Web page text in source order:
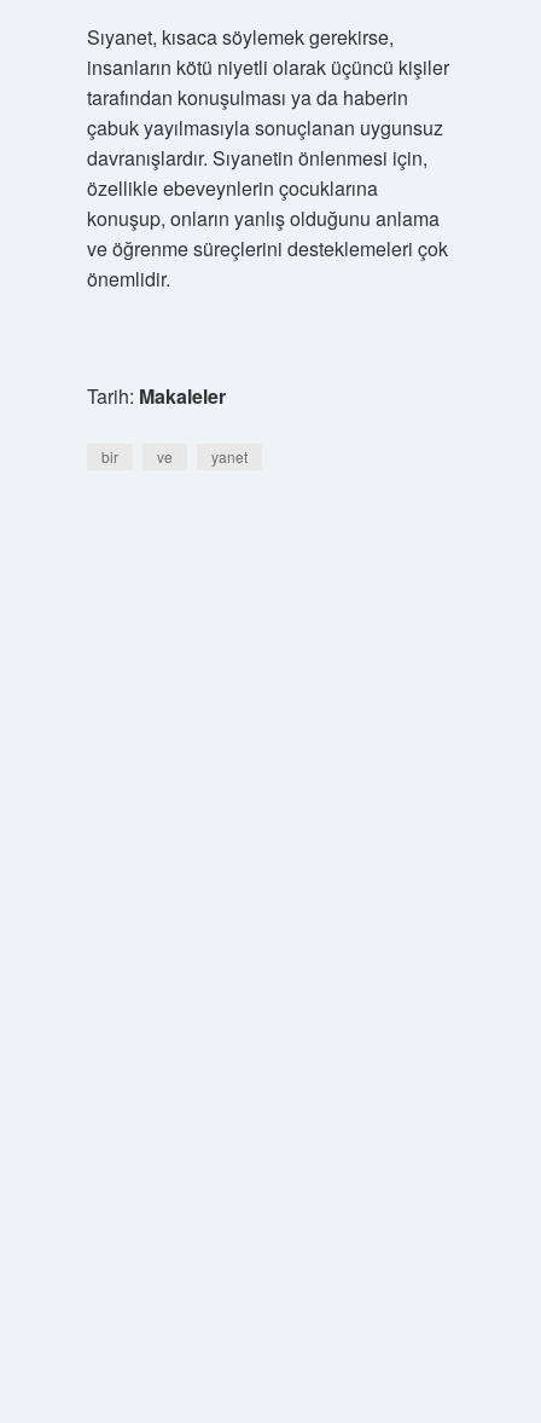
Sıyanet, kısaca söylemek gerekirse,
insanların kötü niyetli olarak üçüncü kişiler
tarafından konuşulması ya da haberin
çabuk yayılmasıyla sonuçlanan uygunsuz
davranışlardır. Sıyanetin önlenmesi için,
özellikle ebeveynlerin çocuklarına
konuşup, onların yanlış olduğunu anlama
ve öğrenme süreçlerini desteklemeleri çok
önemlidir.
Tarih: Makaleler
bir ve yanet